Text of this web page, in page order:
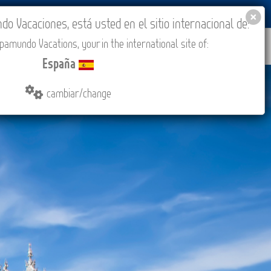
COMPRAR CONTACTO MÁS
Vacaciones, está usted en el sitio internacional de:
Vacations, your in the international site of:
España
cambiar/change